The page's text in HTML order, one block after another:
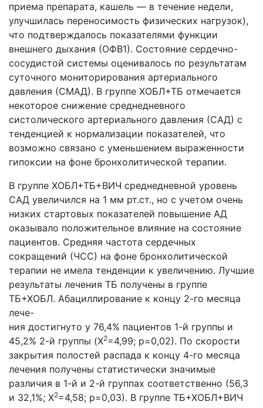
приема препарата, кашель — в течение недели,
улучшилась переносимость физических нагрузок),
что подтверждалось показателями функции
внешнего дыхания (ОФВ1). Состояние сердечно-
сосудистой системы оценивалось по результатам
суточного мониторирования артериального
давления (СМАД). В группе ХОБЛ+ТБ отмечается
некоторое снижение среднедневного
систолического артериального давления (САД) с
тенденцией к нормализации показателей, что
возможно связано с уменьшением выраженности
гипоксии на фоне бронхолитической терапии.
В группе ХОБЛ+ТБ+ВИЧ среднедневной уровень
САД увеличился на 1 мм рт.ст., но с учетом очень
низких стартовых показателей повышение АД
оказывало положительное влияние на состояние
пациентов. Средняя частота сердечных
сокращений (ЧСС) на фоне бронхолитической
терапии не имела тенденции к увеличению. Лучшие
результаты лечения ТБ получены в группе
ТБ+ХОБЛ. Абациллирование к концу 2-го месяца
лече-
ния достигнуто у 76,4% пациентов 1-й группы и
45,2% 2-й группы (X2=4,99; р=0,02). По скорости
закрытия полостей распада к концу 4-го месяца
лечения получены статистически значимые
различия в 1-й и 2-й группах соответственно (56,3
и 32,1%; X2=4,58; р=0,03). В группе ТБ+ХОБЛ+ВИЧ